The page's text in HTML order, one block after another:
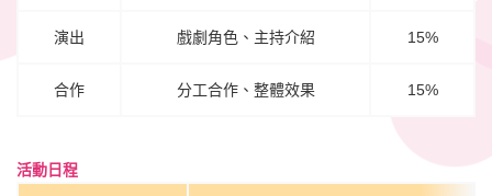
演出 戲劇角色、主持介紹 15%
合作 分工合作、整體效果 15%
活動日程